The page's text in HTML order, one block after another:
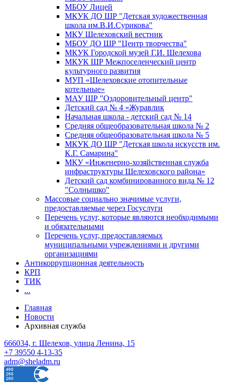
МБОУ Лицей
МКУК ДО ШР "Детская художественная
школа им.В.И.Сурикова"
МКУ Шелеховский вестник
МБОУ ДО ШР "Центр творчества"
МКУК Городской музей Г.И. Шелехова
МКУК ШР Межпоселенческий центр
культурного развития
МУП «Шелеховские отопительные
котельные»
МАУ ШР "Оздоровительный центр"
Детский сад № 4 «Журавлик
Начальная школа - детский сад № 14
Средняя общеобразовательная школа № 2
Средняя общеобразовательная школа № 5
МКУК ДО ШР "Детская школа искусств им.
К.Г. Самарина"
МКУ «Инженерно-хозяйственная служба
инфраструктуры Шелеховского района»
Детский сад комбинированного вида № 12
"Солнышко"
Массовые социально значимые услуги,
предоставляемые через Госуслуги
Перечень услуг, которые являются необходимыми
и обязательными
Перечень услуг, предоставляемых
муниципальными учреждениями и другими
организациями
Антикоррупционная деятельность
КРП
ТИК
...
Главная
Новости
Архивная служба
666034, г. Шелехов, улица Ленина, 15
+7 39550 4-13-35
adm@sheladm.ru